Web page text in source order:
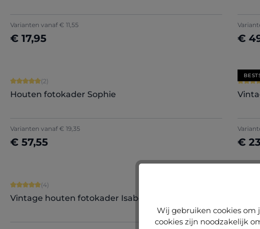
Varianten vanaf € 11,55
€ 17,95
Nu configureren € Nu
Gemiddelde score van 5 op 5 sterren
(2)
Houten fotokader Sophie
Varianten vanaf € 19,35
€ 57,55
Nu configureren € Nu
Gemiddelde score van 5 op 5 sterren
(4)
Vintage houten fotokader Isabella
Wij gebruiken cookies om
cookies zijn noodzakelijk